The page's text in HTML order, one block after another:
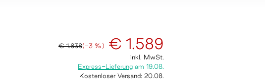
€ 1.638(-3 %) € 1.589
inkl. MwSt.
Express-Lieferung am 19.08.
Kostenloser Versand: 20.08.